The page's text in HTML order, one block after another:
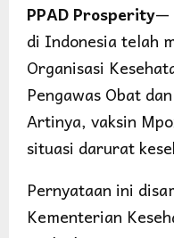
PPAD Prosperity—
di Indonesia telah
Organisasi
Pengawas Obat
Artinya, vaksin
situasi darurat
Pernyataan ini
Kementerian